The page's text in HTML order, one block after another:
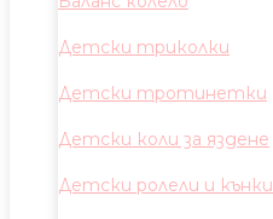
Детски триколки
Детски тротинетки
Детски коли за яздене
Детски ролели и кънки